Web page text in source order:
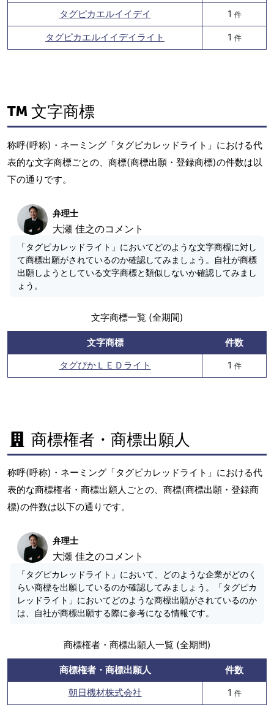
タグピカエルイイデイ 1 件
タグピカエルイイデイライト 1 件
文字商標
称呼(呼称)・ネーミング「タグピカレッドライト」における代
表的な文字商標ごとの、商標(商標出願・登録商標)の件数は以
下の通りです。
弁理士
大瀬 佳之のコメント
「タグピカレッドライト」においてどのような文字商標に対し
て商標出願がされているのか確認してみましょう。自社が商標
出願しようとしている文字商標と類似しないか確認してみまし
ょう。
文字商標一覧 (全期間)
文字商標
件数
タグぴかＬＥＤライト
1 件
商標権者・商標出願人
称呼(呼称)・ネーミング「タグピカレッドライト」における代
表的な商標権者・商標出願人ごとの、商標(商標出願・登録商
標)の件数は以下の通りです。
弁理士
大瀬 佳之のコメント
「タグピカレッドライト」において、どのような企業がどのく
らい商標を出願しているのか確認してみましょう。「タグピカ
レッドライト」においてどのような商標出願がされているのか
は、自社が商標出願する際に参考になる情報です。
商標権者・商標出願人一覧 (全期間)
商標権者・商標出願人
件数
朝日機材株式会社
1 件